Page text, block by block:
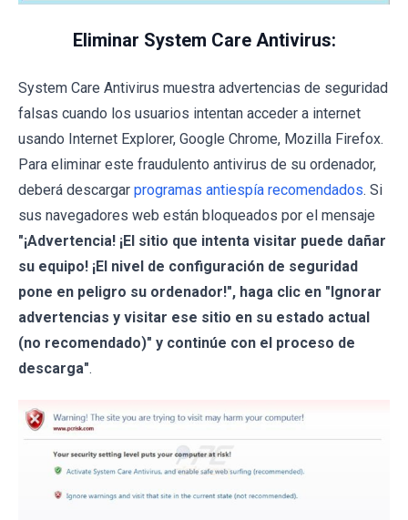
Eliminar System Care Antivirus:
System Care Antivirus muestra advertencias de seguridad
falsas cuando los usuarios intentan acceder a internet
usando Internet Explorer, Google Chrome, Mozilla Firefox.
Para eliminar este fraudulento antivirus de su ordenador,
deberá descargar programas antiespía recomendados. Si
sus navegadores web están bloqueados por el mensaje
"¡Advertencia! ¡El sitio que intenta visitar puede dañar
su equipo! ¡El nivel de configuración de seguridad
pone en peligro su ordenador!", haga clic en "Ignorar
advertencias y visitar ese sitio en su estado actual
(no recomendado)" y continúe con el proceso de
descarga".